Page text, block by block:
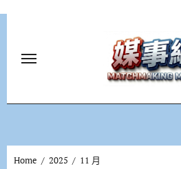
Home 2025
11 月